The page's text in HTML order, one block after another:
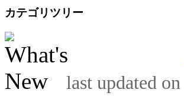
カテゴリツリー
last updated on